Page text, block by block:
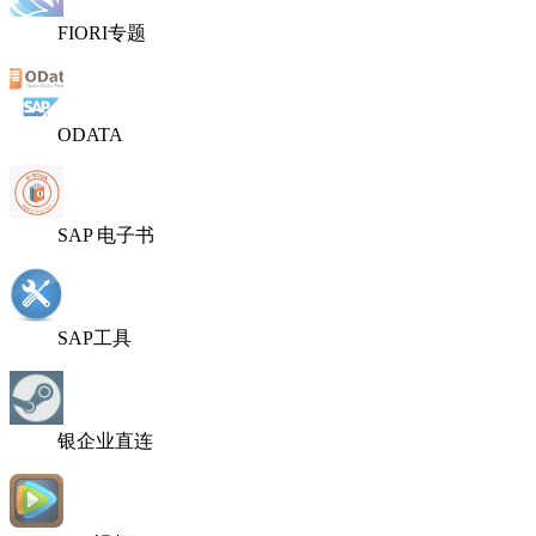
FIORI专题
ODATA
SAP 电子书
SAP工具
银企业直连